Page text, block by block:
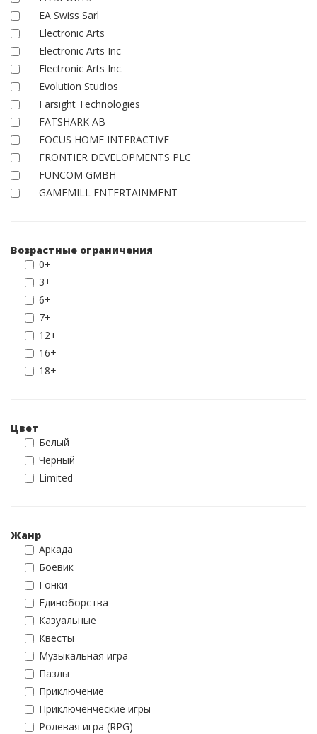
EA Swiss Sarl
Electronic Arts
Electronic Arts Inc
Electronic Arts Inc.
Evolution Studios
Farsight Technologies
FATSHARK AB
FOCUS HOME INTERACTIVE
FRONTIER DEVELOPMENTS PLC
FUNCOM GMBH
GAMEMILL ENTERTAINMENT
Возрастные ограничения
0+
3+
6+
7+
12+
16+
18+
Цвет
Белый
Черный
Limited
Жанр
Аркада
Боевик
Гонки
Единоборства
Казуальные
Квесты
Музыкальная игра
Пазлы
Приключение
Приключенческие игры
Ролевая игра (RPG)